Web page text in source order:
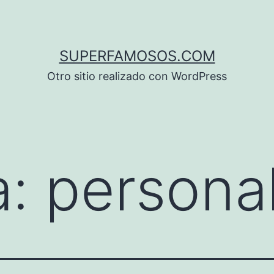
SUPERFAMOSOS.COM
Otro sitio realizado con WordPress